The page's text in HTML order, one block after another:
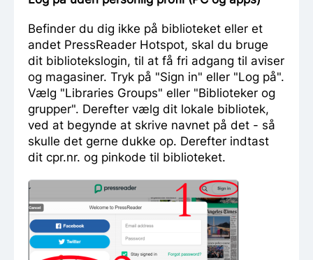
Befinder du dig ikke på biblioteket eller et
andet PressReader Hotspot, skal du bruge
dit bibliotekslogin, til at få fri adgang til aviser
og magasiner. Tryk på "Sign in" eller "Log på".
Vælg "Libraries Groups" eller "Biblioteker og
grupper". Derefter vælg dit lokale bibliotek,
ved at begynde at skrive navnet på det - så
skulle det gerne dukke op. Derefter indtast
dit cpr.nr. og pinkode til biblioteket.